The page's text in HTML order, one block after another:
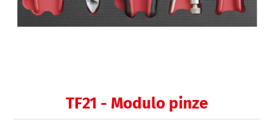
TF21 - Modulo pinze